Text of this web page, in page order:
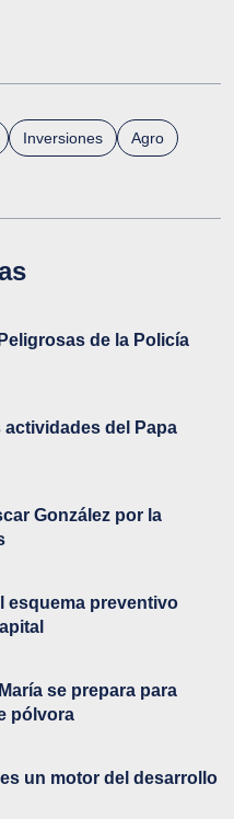
Inversiones Agro
de la Policía
del Papa
González por la
esquema preventivo
se prepara para
pólvora
un motor del desarrollo